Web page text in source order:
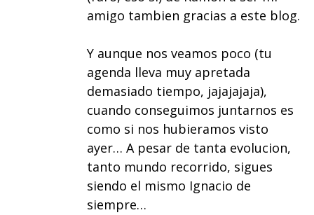
amigo tambien gracias a este blog.
Y aunque nos veamos poco (tu
agenda lleva muy apretada
demasiado tiempo, jajajajaja),
cuando conseguimos juntarnos es
como si nos hubieramos visto
ayer… A pesar de tanta evolucion,
tanto mundo recorrido, sigues
siendo el mismo Ignacio de
siempre…